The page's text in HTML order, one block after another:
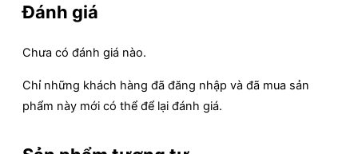
Đánh giá
Chưa có đánh giá nào.
Chỉ những khách hàng đã đăng nhập và đã mua sản
phẩm này mới có thể để lại đánh giá.